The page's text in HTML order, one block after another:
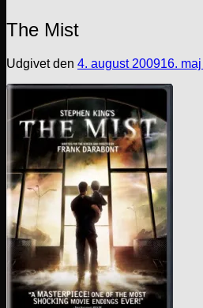
The Mist
Udgivet den 4. august 200916.